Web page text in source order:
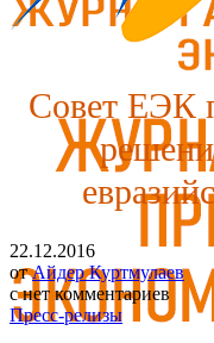
Совет ЕЭК
22.12.2016
от Айдер Куртмулаев
с нет комментариев
Пресс-релизы